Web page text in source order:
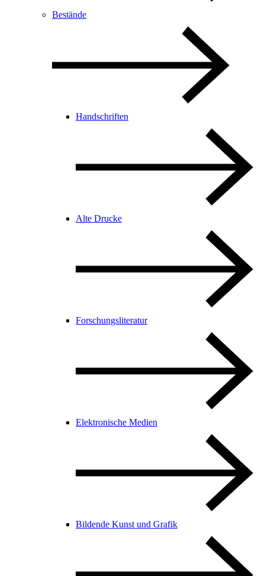
Bestände
Handschriften
Alte Drucke
Forschungsliteratur
Elektronische Medien
Bildende Kunst und Grafik